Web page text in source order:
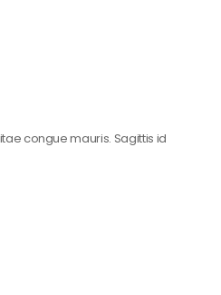
congue mauris. Sagittis id